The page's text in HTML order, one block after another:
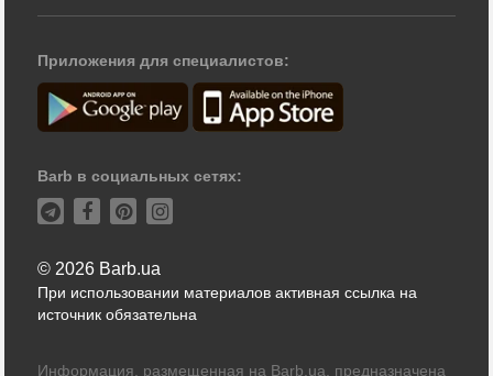
Приложения для специалистов:
Barb в социальных сетях:
© 2026 Barb.ua
При использовании материалов активная ссылка на
источник обязательна
Информация, размещенная на Barb.ua, предназначена